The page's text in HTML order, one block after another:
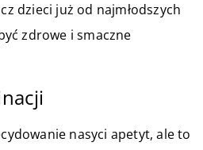
dzieci już od najmłodszych
zdrowe i smaczne
nasyci apetyt, ale to